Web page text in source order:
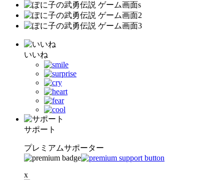
いいね
サポート
プレミアムサポーター
x